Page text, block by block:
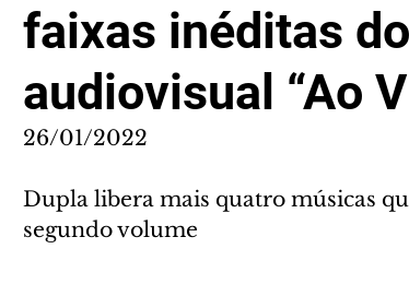
faixas inéditas
audiovisual “Ao
26/01/2022
Dupla libera mais quatro músicas
segundo volume